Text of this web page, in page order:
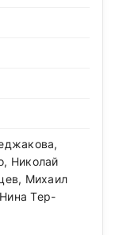
Николай
Михаил
Тер-